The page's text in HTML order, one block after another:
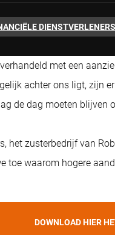
DIENSTVERLENERS
met een
achter ons ligt, zijn
de dag moeten blijven
het zusterbedrijf van
toe waarom hogere
DOWNLOAD HIER